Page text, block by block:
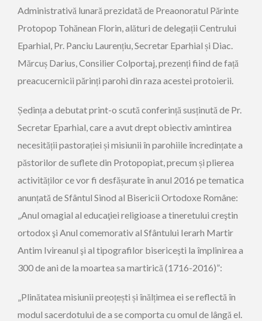
Administrativă lunară prezidată de Preaonoratul Părinte
Protopop Tohănean Florin, alături de delegații Centrului
Eparhial, Pr. Panciu Laurențiu, Secretar Eparhial și Diac.
Mărcuș Darius, Consilier Colportaj, prezenți fiind de față
preacucernicii părinți parohi din raza acestei protoierii.
Ședința a debutat print-o scută conferință susținută de Pr.
Secretar Eparhial, care a avut drept obiectiv amintirea
necesității pastorației și misiunii în parohiile încredințate a
păstorilor de suflete din Protopopiat, precum și plierea
activităților ce vor fi desfășurate în anul 2016 pe tematica
anunțată de Sfântul Sinod al Bisericii Ortodoxe Române:
„Anul omagial al educaţiei religioase a tineretului creştin
ortodox şi Anul comemorativ al Sfântului Ierarh Martir
Antim Ivireanul şi al tipografilor bisericeşti la împlinirea a
300 de ani de la moartea sa martirică (1716-2016)”:
„Plinătatea misiunii preoțești și înălțimea ei se reflectă în
modul sacerdotului de a se comporta cu omul de lângă el.